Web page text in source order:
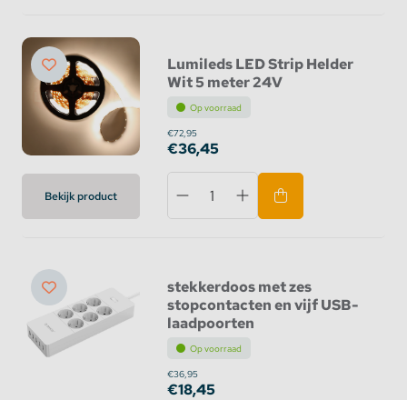
Bekijk product
Lumileds LED Strip Helder
Wit 5 meter 24V
Op voorraad
€72,95
€36,45
stekkerdoos met zes
stopcontacten en vijf USB-
laadpoorten
Op voorraad
€36,95
€18,45